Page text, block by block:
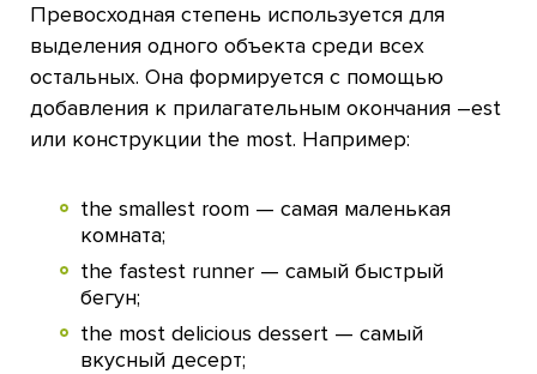
Превосходная степень используется для
выделения одного объекта среди всех
остальных. Она формируется с помощью
добавления к прилагательным окончания –est
или конструкции the most. Например:
the smallest room — самая маленькая
комната;
the fastest runner — самый быстрый
бегун;
the most delicious dessert — самый
вкусный десерт;